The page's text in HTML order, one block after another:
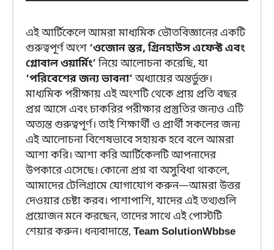
এই আর্টিকেলে আমরা মাধ্যমিক ভৌতবিজ্ঞানের একটি
গুরুত্বপূর্ণ অংশ ‘ওজোন স্তর, গ্রিনহাউস এফেক্ট এবং
গ্লোবাল ওয়ার্মিং’নিয়ে আলোচনা করেছি, যা
‘পরিবেশের জন্য ভাবনা’অধ্যায়ের অন্তর্ভুক্ত।
মাধ্যমিক পরীক্ষায় এই অংশটি থেকে প্রায় প্রতি বছর
প্রশ্ন আসে এবং চাকরির পরীক্ষার প্রস্তুতির জন্যও এটি
অত্যন্ত গুরুত্বপূর্ণ। তাই শিক্ষার্থী ও প্রার্থী সকলের জন্য
এই আলোচনা বিশেষভাবে সহায়ক হবে বলে আমরা
আশা করি। আশা করি আর্টিকেলটি আপনাদের
উপকারে এসেছে। কোনো প্রশ্ন বা অসুবিধা থাকলে,
আমাদের টেলিগ্রামে যোগাযোগ করুন—আমরা উত্তর
দেওয়ার চেষ্টা করব। পাশাপাশি, যাদের এই তথ্যগুলি
প্রয়োজন মনে করছেন, তাদের সাথে এই পোস্টটি
শেয়ার করুন। ধন্যবাদান্তে,Team SolutionWbbse